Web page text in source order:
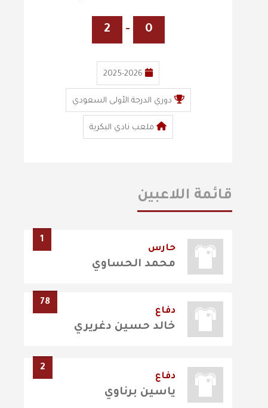
0
-
2
2025-2026
دوري الدرجة الأولى السعودي
ملعب نادي البكرية
قائمة اللاعبين
1
حارس
محمد الحساوي
78
دفاع
خالد حسين دغريري
2
دفاع
ياسين برناوي